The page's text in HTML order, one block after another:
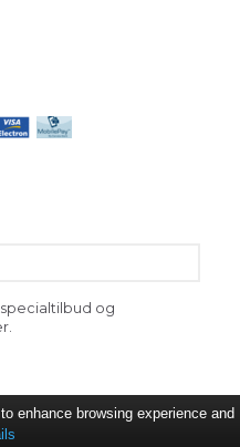
og
enhance browsing experience and